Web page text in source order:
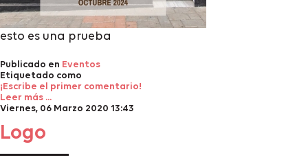
esto es una prueba
Publicado en Eventos
Etiquetado como
¡Escribe el primer comentario!
Leer más ...
Viernes, 06 Marzo 2020 13:43
Logo